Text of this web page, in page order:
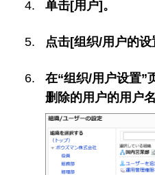
单击[用户]。
点击[组织/用户的设
在“组织/用户设置”
删除的用户的用户名